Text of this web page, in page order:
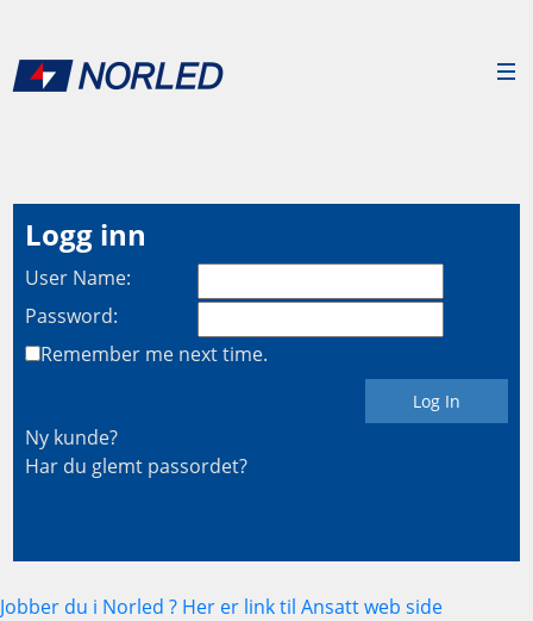
Logg inn
User Name:
Password:
Remember me next time.
Ny kunde?
Har du glemt passordet?
Jobber du i Norled ? Her er link til Ansatt web side